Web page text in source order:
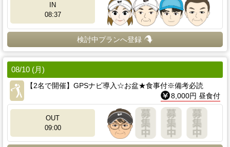
IN
08:37
検討中プランへ登録
08/10 (月)
【2名で開催】GPSナビ導入☆お盆★食事付※備考必読
8,000円 昼食付
OUT
09:00